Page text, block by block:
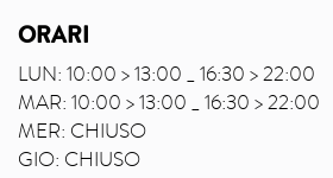
ORARI
LUN: 10:00 > 13:00 _ 16:30 > 22:00
MAR: 10:00 > 13:00 _ 16:30 > 22:00
MER: CHIUSO
GIO: CHIUSO